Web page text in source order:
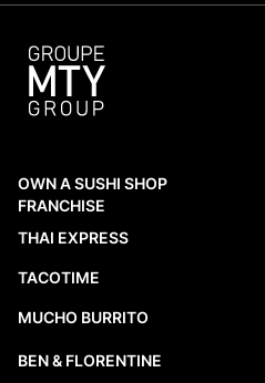
OWN A SUSHI SHOP
FRANCHISE
THAI EXPRESS
TACOTIME
MUCHO BURRITO
BEN & FLORENTINE